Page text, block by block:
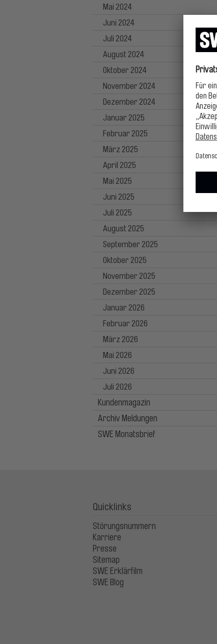
Mai 2024
Juni 2024
Juli 2024
August 2024
Oktober 2024
November 2024
Dezember 2024
Januar 2025
Februar 2025
März 2025
April 2025
Mai 2025
Juni 2025
Juli 2025
August 2025
September 2025
Oktober 2025
November 2025
Dezember 2025
Januar 2026
Februar 2026
März 2026
Mai 2026
Juni 2026
Juli 2026
Kundenmagazin
Archiv Meldungen
SWE Monatsbrief
Quicklinks
Störungsnummern
Karriere
Presse
Sitemap
SWE Erklärfilm
SWE Blog